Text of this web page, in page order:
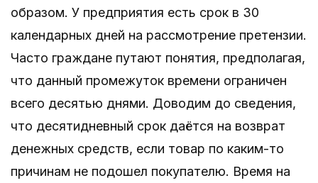
образом. У предприятия есть срок в 30
календарных дней на рассмотрение претензии.
Часто граждане путают понятия, предполагая,
что данный промежуток времени ограничен
всего десятью днями. Доводим до сведения,
что десятидневный срок даётся на возврат
денежных средств, если товар по каким-то
причинам не подошел покупателю. Время на